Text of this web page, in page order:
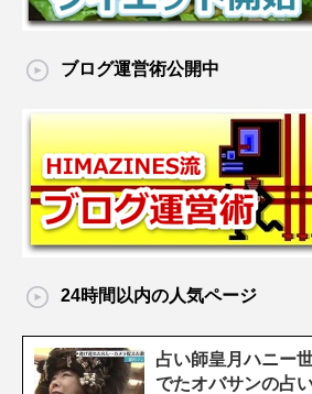
ブログ運営術公開中
24時間以内の人気ページ
占い師皇月ハニー
でたオバサンの占